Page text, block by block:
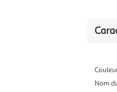
Nom